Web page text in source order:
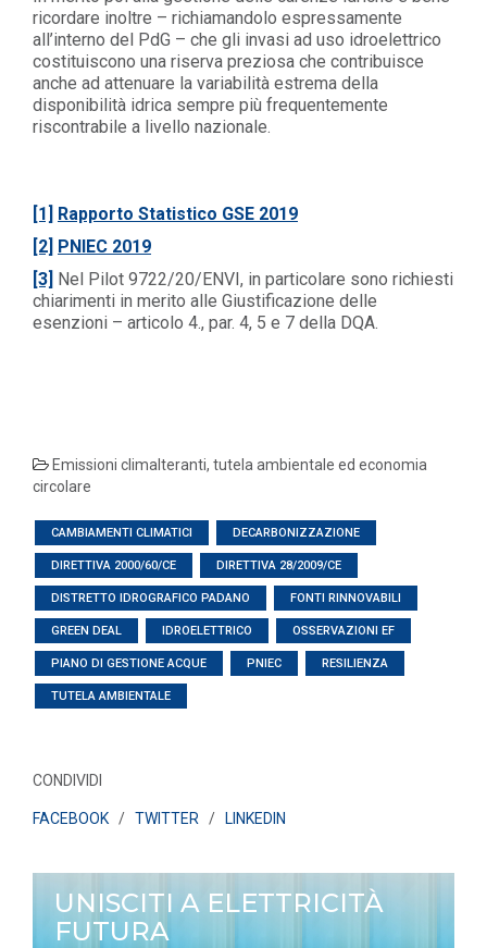
ricordare inoltre – richiamandolo espressamente
all’interno del PdG – che gli invasi ad uso idroelettrico
costituiscono una riserva preziosa che contribuisce
anche ad attenuare la variabilità estrema della
disponibilità idrica sempre più frequentemente
riscontrabile a livello nazionale.
[1] Rapporto Statistico GSE 2019
[2] PNIEC 2019
[3] Nel Pilot 9722/20/ENVI, in particolare sono richiesti
chiarimenti in merito alle Giustificazione delle
esenzioni – articolo 4., par. 4, 5 e 7 della DQA.
Emissioni climalteranti, tutela ambientale ed economia
circolare
CAMBIAMENTI CLIMATICI DECARBONIZZAZIONE
DIRETTIVA 2000/60/CE DIRETTIVA 28/2009/CE
DISTRETTO IDROGRAFICO PADANO FONTI RINNOVABILI
GREEN DEAL IDROELETTRICO OSSERVAZIONI EF
PIANO DI GESTIONE ACQUE PNIEC RESILIENZA
TUTELA AMBIENTALE
CONDIVIDI
FACEBOOK / TWITTER / LINKEDIN
UNISCITI A ELETTRICITÀ
FUTURA